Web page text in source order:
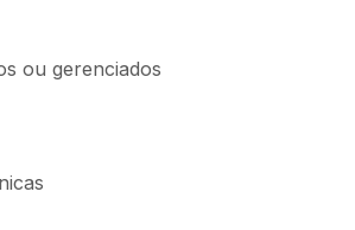
ou gerenciados